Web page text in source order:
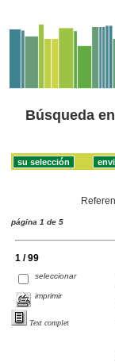
Búsqueda
página 1 de 5
1 / 99
seleccionar
imprimir
Text complet